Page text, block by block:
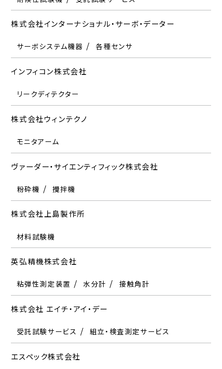
株式会社インターナショナル・サーボ・データー
サーボシステム機器 各種センサ
インフィコン株式会社
リークディテクター
株式会社ウィンテクノ
モニタアーム
ヴァーダー・サイエンティフィック株式会社
粉砕機 攪拌機
株式会社上島製作所
材料試験機
英弘精機株式会社
粘弾性測定装置 水分計 接触角計
株式会社 エイチ・アイ・デー
受託試験サービス 組立・検査測定サービス
エスペック株式会社
ヴァーダー・サイエンティフィック株式会社
粉砕機 攪拌機
株式会社上島製作所
材料試験機
英弘精機株式会社
粘弾性測定装置
株式会社 エイチ・アイ・デー
受託試験サービス
エスペック株式会社
恒温恒湿器
株式会社エス・ティ・ジャパン
クロマトグラフ 分光光度計
株式会社エス・ブイ・シー東京
受託試験サービス
株式会社エヌエフ回路設計
水分計 膜厚計 金属探知器
疲労試験機 サーモグラフィー
圧力分布測定
過流検査機
高分子計器株式会社
硬さ試験機 ゴム・プラスチック硬度計
国際計測器株式会社
振動試験装置
受託試験サービス
国際チャート株式会社
コグネックス株式会社
株式会社小坂研究所
株式会社コスモ計器
株式会社振研
神港精機株式会社
新東科学株式会社
シンフォニアテクノロジー株式会社
株式会社ジェイ・エス・ピー
株式会社ジェイテクトサーモシステム
株式会社ジェネシス
ジャパンセンサー株式会社
バネ試験機
動力計 クリープ試験機
三次元座標測定機 真円度測定機
表面粗さ測定機
輸郭形状測定機
レーザー測長器
充放電試験システム
株式会社東京測器研究所
ひずみゲージ
株式会社東京ダイヤモンド工具製作所
測定工具 ダイヤモンド工具
東京貿易テクノシステム株式会社
品質管理システム
東明工業株式会社
材料試験機
クリープ試験機
電波暗室用樹脂製アクチュエータ
東洋システム株式会社
安全性評価システム
株式会社東洋精機製作所
日本電子株式会社
質量分析装置
核磁気共鳴装置
EPMA
色差計 光沢計
磁気探傷装置 着・脱磁装置
精密機械部品製造
超低温槽 ノンフロン冷蔵庫
分光光度計 クロマトグラフ 受託試験サービス
超音波検査装置 磁気探傷器
分光光度計 核磁気共鳴装置
株式会社ブロードリーフ
平和テクニカ株式会社
ヘルツ株式会社
ベックマン・コールター株式会社
株式会社朋栄
ポリテックジャパン株式会社
株式会社堀場製作所
株式会社明電舎
動力計 自動車用試験装置
メイワフォーシス株式会社
切断機・研磨機
メルクミリポア株式会社
純水製造装置
明立精機株式会社
防振・除振機器
森田テック株式会社
EMC可視化装置
株式会社モリテックス
照明 レンズ